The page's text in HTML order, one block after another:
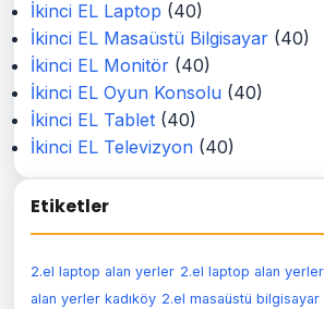
İkinci EL Laptop (40)
İkinci EL Masaüstü Bilgisayar (40)
İkinci EL Monitör (40)
İkinci EL Oyun Konsolu (40)
İkinci EL Tablet (40)
İkinci EL Televizyon (40)
Etiketler
2.el laptop alan yerler 2.el laptop alan
alan yerler kadıköy 2.el masaüstü